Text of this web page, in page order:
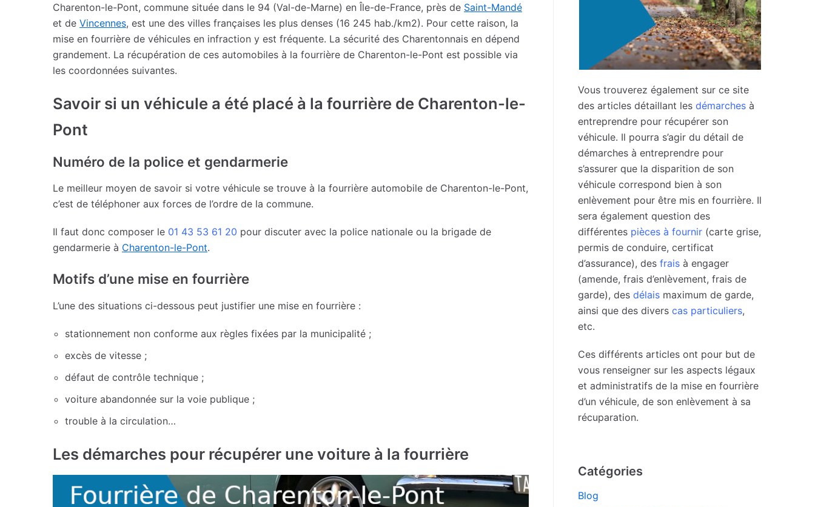
Charenton-le-Pont, commune située dans le 94 (Val-de-Marne) en Île-de-France, près de Saint-Mandé
et de Vincennes, est une des villes françaises les plus denses (16 245 hab./km2). Pour cette raison, la
mise en fourrière de véhicules en infraction y est fréquente. La sécurité des Charentonnais en dépend
grandement. La récupération de ces automobiles à la fourrière de Charenton-le-Pont est possible via
les coordonnées suivantes.
Savoir si un véhicule a été placé à la fourrière de Charenton-le-
Pont
Numéro de la police et gendarmerie
Le meilleur moyen de savoir si votre véhicule se trouve à la fourrière automobile de Charenton-le-Pont,
c’est de téléphoner aux forces de l’ordre de la commune.
Il faut donc composer le 01 43 53 61 20 pour discuter avec la police nationale ou la brigade de
gendarmerie à Charenton-le-Pont.
Motifs d’une mise en fourrière
L’une des situations ci-dessous peut justifier une mise en fourrière :
stationnement non conforme aux règles fixées par la municipalité ;
excès de vitesse ;
défaut de contrôle technique ;
voiture abandonnée sur la voie publique ;
trouble à la circulation…
Les démarches pour récupérer une voiture à la fourrière
Vous trouverez également sur ce site
des articles détaillant les démarches à
entreprendre pour récupérer son
véhicule. Il pourra s’agir du détail de
démarches à entreprendre pour
s’assurer que la disparition de son
véhicule correspond bien à son
enlèvement pour être mis en fourrière. Il
sera également question des
différentes pièces à fournir (carte grise,
permis de conduire, certificat
d’assurance), des frais à engager
(amende, frais d’enlèvement, frais de
garde), des délais maximum de garde,
ainsi que des divers cas particuliers,
etc.
Ces différents articles ont pour but de
vous renseigner sur les aspects légaux
et administratifs de la mise en fourrière
d’un véhicule, de son enlèvement à sa
récuparation.
Catégories
Blog